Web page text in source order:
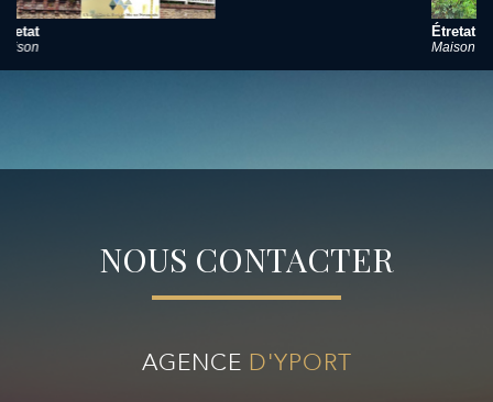
NOUS CONTACTER
AGENCE D'YPORT